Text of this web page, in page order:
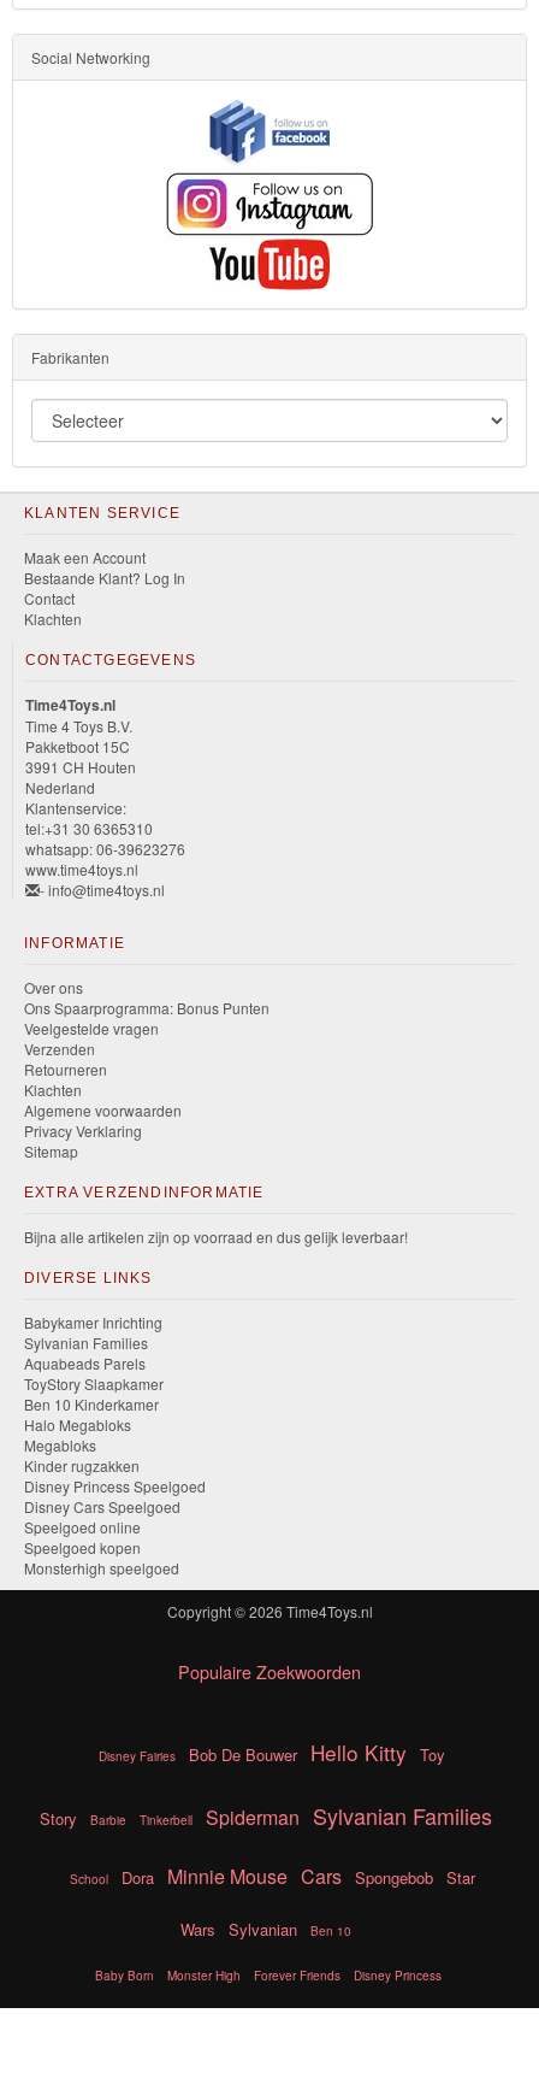
Social Networking
Fabrikanten
KLANTEN SERVICE
Maak een Account
Bestaande Klant? Log In
Contact
Klachten
CONTACTGEGEVENS
Time4Toys.nl
Time 4 Toys B.V.
Pakketboot 15C
3991 CH Houten
Nederland
Klantenservice:
tel:+31 30 6365310
whatsapp: 06-39623276
www.time4toys.nl
- info@time4toys.nl
INFORMATIE
Over ons
Ons Spaarprogramma: Bonus Punten
Veelgestelde vragen
Verzenden
Retourneren
Klachten
Algemene voorwaarden
Privacy Verklaring
Sitemap
EXTRA VERZENDINFORMATIE
Bijna alle artikelen zijn op voorraad en dus gelijk leverbaar!
DIVERSE LINKS
Babykamer Inrichting
Sylvanian Families
Aquabeads Parels
ToyStory Slaapkamer
Ben 10 Kinderkamer
Halo Megabloks
Megabloks
Kinder rugzakken
Disney Princess Speelgoed
Disney Cars Speelgoed
Speelgoed online
Speelgoed kopen
Monsterhigh speelgoed
Copyright © 2026 Time4Toys.nl
Populaire Zoekwoorden
Disney Fairies Bob De Bouwer Hello Kitty Toy
Story Barbie Tinkerbell Spiderman Sylvanian Families
School Dora Minnie Mouse Cars Spongebob Star
Wars Sylvanian Ben 10
Baby Born Monster High Forever Friends Disney Princess